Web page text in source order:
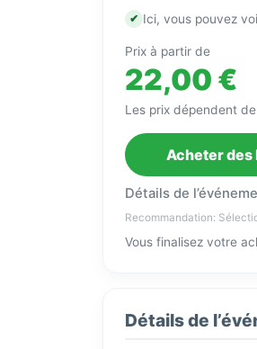
✔ Ici, vous pouvez
Prix à partir de
22,00 €
Les prix dépendent
Acheter
Détails de
Recommandation:
Vous finalisez votre
Détails de